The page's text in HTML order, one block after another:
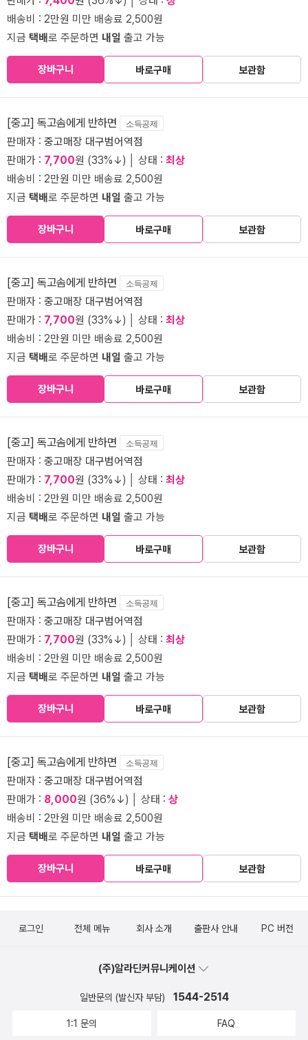
배송비 : 2만원 미만 배송료 2,500원
지금 택배로 주문하면 내일 출고 가능
장바구니 바로구매 보관함
[중고] 독고솜에게 반하면 소득공제
판매자 : 중고매장 대구범어역점
판매가 : 7,700원 (33%↓) │ 상태 : 최상
배송비 : 2만원 미만 배송료 2,500원
지금 택배로 주문하면 내일 출고 가능
장바구니 바로구매 보관함
[중고] 독고솜에게 반하면 소득공제
판매자 : 중고매장 대구범어역점
판매가 : 7,700원 (33%↓) │ 상태 : 최상
배송비 : 2만원 미만 배송료 2,500원
지금 택배로 주문하면 내일 출고 가능
장바구니 바로구매 보관함
[중고] 독고솜에게 반하면 소득공제
판매자 : 중고매장 대구범어역점
판매가 : 7,700원 (33%↓) │ 상태 : 최상
배송비 : 2만원 미만 배송료 2,500원
지금 택배로 주문하면 내일 출고 가능
장바구니 바로구매 보관함
[중고] 독고솜에게 반하면 소득공제
판매자 : 중고매장 대구범어역점
판매가 : 7,700원 (33%↓) │ 상태 : 최상
배송비 : 2만원 미만 배송료 2,500원
지금 택배로 주문하면 내일 출고 가능
장바구니 바로구매 보관함
[중고] 독고솜에게 반하면 소득공제
판매자 : 중고매장 대구범어역점
판매가 : 8,000원 (36%↓) │ 상태 : 상
배송비 : 2만원 미만 배송료 2,500원
지금 택배로 주문하면 내일 출고 가능
장바구니 바로구매 보관함
로그인 전체 메뉴 회사 소개 출판사 안내 PC 버전
(주)알라딘커뮤니케이션
일반문의 (발신자 부담) 1544-2514
1:1 문의 FAQ